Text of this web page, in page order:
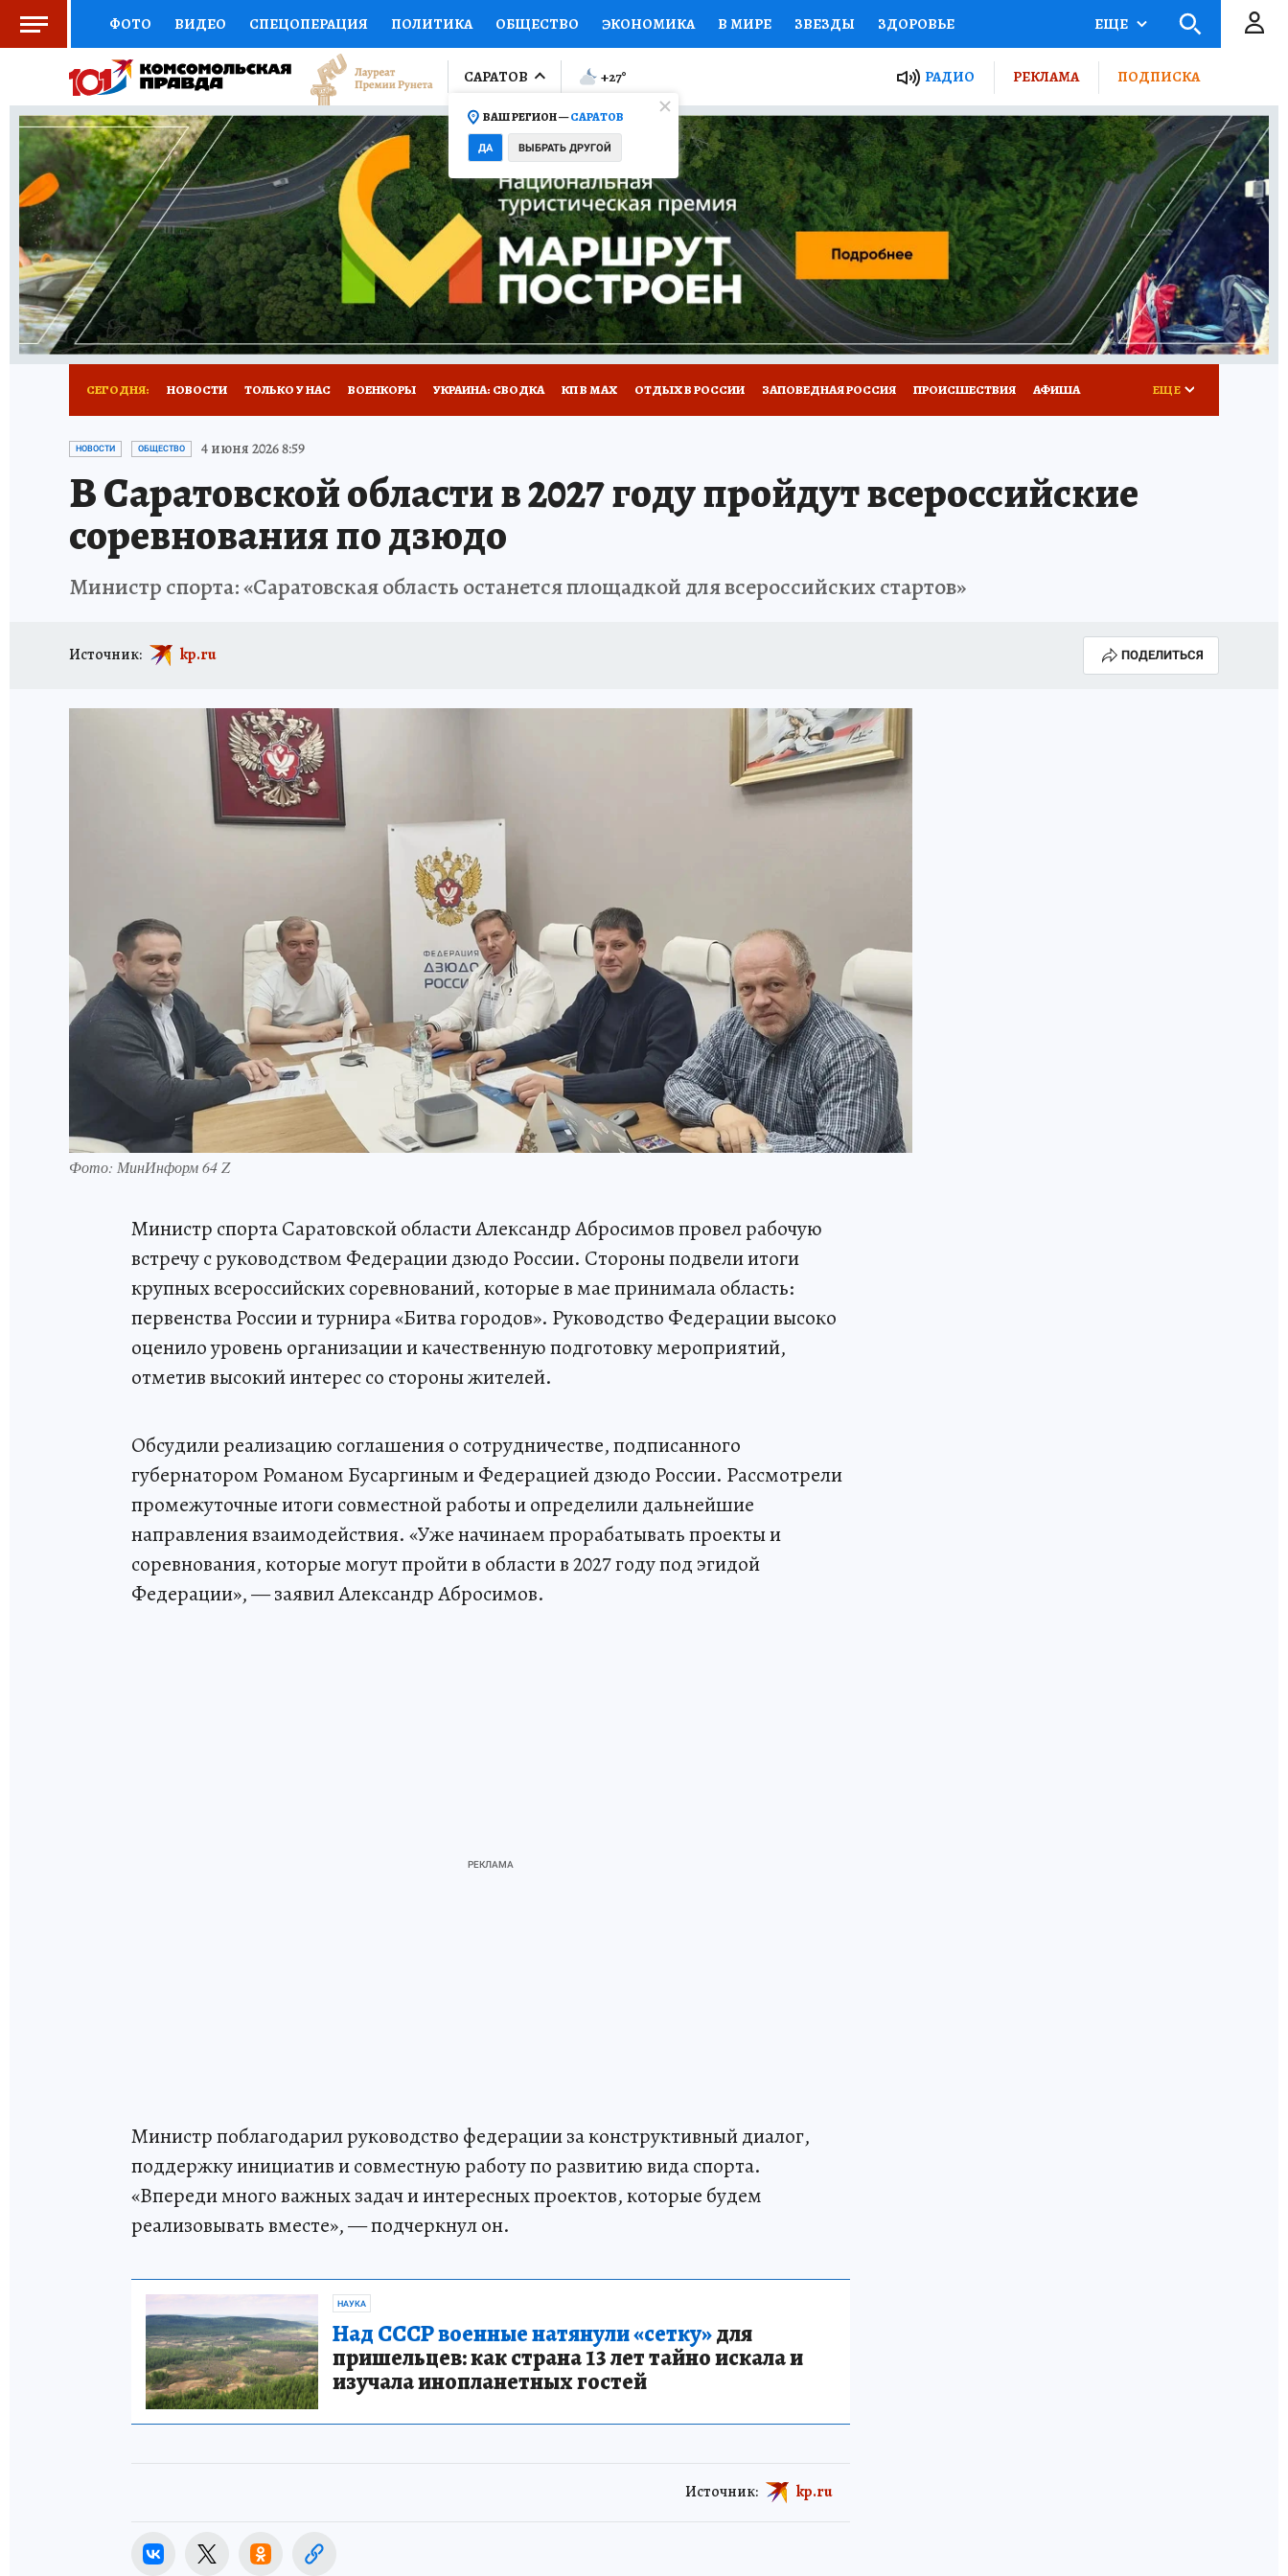
ФОТО ВИДЕО СПЕЦОПЕРАЦИЯ ПОЛИТИКА ОБЩЕСТВО ЭКОНОМИКА В МИРЕ ЗВЕЗДЫ ЗДОРОВЬЕ
СОЦПОДДЕРЖКА НАУКА СПОРТ КОЛУМНИСТЫ ПРОИСШЕСТВИЯ НАЦИОНАЛЬНЫЕ ПРОЕКТЫ РОССИИ
ВЫБОР ЭКСПЕРТОВ ДОКТОР ФИНАНСЫ ОТКРЫВАЕМ МИР Я ЗНАЮ СЕМЬЯ ЖЕНСКИЕ СЕКРЕТЫ ПУТЕВОДИТЕЛЬ
КНИЖНАЯ ПОЛКА ПРОГНОЗЫ НА СПОРТ ПРОМОКОДЫ СЕРИАЛЫ СПЕЦПРОЕКТЫ ДЕФИЦИТ ЖЕЛЕЗА ТУРИЗМ
ПРЕСС-ЦЕНТР НЕДВИЖИМОСТЬ ТЕЛЕВИЗОР КОЛЛЕКЦИИ КОНКУРСЫ РАБОТА У НАС ГИД ПОТРЕБИТЕЛЯ ВСЕ О КП
РАДИО КП РЕКЛАМА ТЕСТЫ НОВОЕ НА САЙТЕ
ЕЩЕ
САРАТОВ
ВАШ РЕГИОН —САРАТОВ
ДА ВЫБРАТЬ ДРУГОЙ
+27° РАДИО РЕКЛАМА ПОДПИСКА
СЕГОДНЯ: НОВОСТИ ТОЛЬКО У НАС ВОЕНКОРЫ УКРАИНА: СВОДКА КП В МАХ ОТДЫХ В РОССИИ ЗАПОВЕДНАЯ РОССИЯ ПРОИСШЕСТВИЯ АФИША
ИСПЫТАНО НА СЕБЕ
ЕЩЕ
НОВОСТИ ОБЩЕСТВО 4 июня 2026 8:59
В Саратовской области в 2027 году пройдут всероссийские
соревнования по дзюдо
Министр спорта: «Саратовская область останется площадкой для всероссийских стартов»
Источник: kp.ru ПОДЕЛИТЬСЯ
Фото: МинИнформ 64 Z
Министр спорта Саратовской области Александр Абросимов провел рабочую
встречу с руководством Федерации дзюдо России. Стороны подвели итоги
крупных всероссийских соревнований, которые в мае принимала область:
первенства России и турнира «Битва городов». Руководство Федерации высоко
оценило уровень организации и качественную подготовку мероприятий,
отметив высокий интерес со стороны жителей.
Обсудили реализацию соглашения о сотрудничестве, подписанного
губернатором Романом Бусаргиным и Федерацией дзюдо России. Рассмотрели
промежуточные итоги совместной работы и определили дальнейшие
направления взаимодействия. «Уже начинаем прорабатывать проекты и
соревнования, которые могут пройти в области в 2027 году под эгидой
Федерации», — заявил Александр Абросимов.
Министр поблагодарил руководство федерации за конструктивный диалог,
поддержку инициатив и совместную работу по развитию вида спорта.
«Впереди много важных задач и интересных проектов, которые будем
реализовывать вместе», — подчеркнул он.
НАУКА
Над СССР военные натянули «сетку»для
пришельцев: как страна 13 лет тайно искала и
изучала инопланетных гостей
Источник: kp.ru